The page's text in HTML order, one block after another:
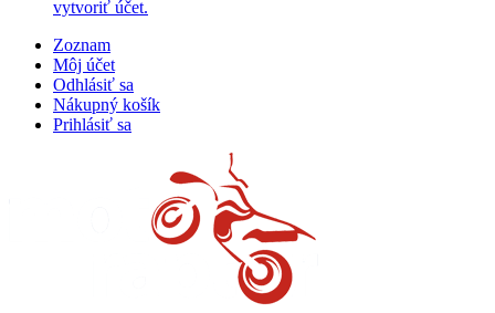
vytvoriť účet.
Zoznam
Môj účet
Odhlásiť sa
Nákupný košík
Prihlásiť sa